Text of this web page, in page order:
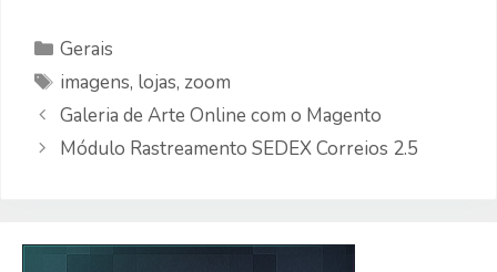
Categorias
Gerais
Etiquetas
imagens, lojas, zoom
Galeria de Arte Online com o Magento
Módulo Rastreamento SEDEX Correios 2.5